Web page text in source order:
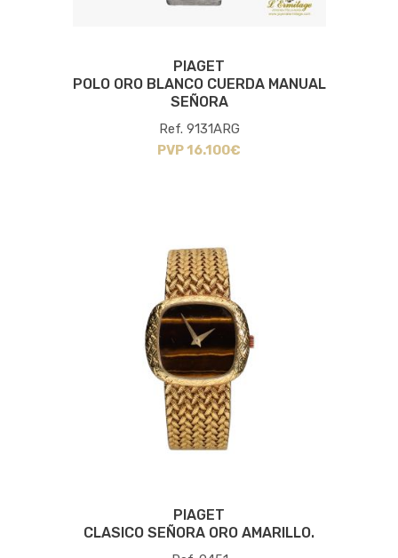
PIAGET
POLO ORO BLANCO CUERDA MANUAL
SEÑORA
Ref. 9131ARG
PVP 16.100€
PIAGET
CLASICO SEÑORA ORO AMARILLO.